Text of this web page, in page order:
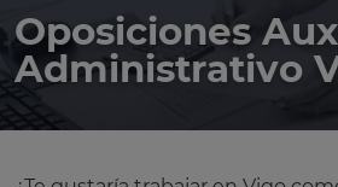
Oposiciones
Administrativo